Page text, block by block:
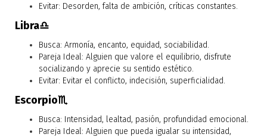
Evitar: Desorden, falta de ambición, críticas constantes.
Libra♎
Busca: Armonía, encanto, equidad, sociabilidad.
Pareja Ideal: Alguien que valore el equilibrio, disfrute
socializando y aprecie su sentido estético.
Evitar: Evitar el conflicto, indecisión, superficialidad.
Escorpio♏
Busca: Intensidad, lealtad, pasión, profundidad emocional.
Pareja Ideal: Alguien que pueda igualar su intensidad,